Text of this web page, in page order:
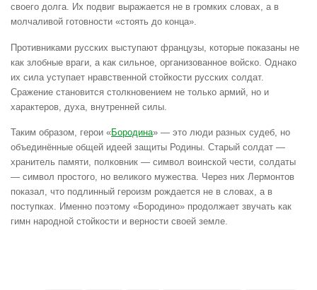
своего долга. Их подвиг выражается не в громких словах, а в
молчаливой готовности «стоять до конца».
Противниками русских выступают французы, которые показаны не
как злобные враги, а как сильное, организованное войско. Однако
их сила уступает нравственной стойкости русских солдат.
Сражение становится столкновением не только армий, но и
характеров, духа, внутренней силы.
Таким образом, герои «Бородина» — это люди разных судеб, но
объединённые общей идеей защиты Родины. Старый солдат —
хранитель памяти, полковник — символ воинской чести, солдаты
— символ простого, но великого мужества. Через них Лермонтов
показал, что подлинный героизм рождается не в словах, а в
поступках. Именно поэтому «Бородино» продолжает звучать как
гимн народной стойкости и верности своей земле.